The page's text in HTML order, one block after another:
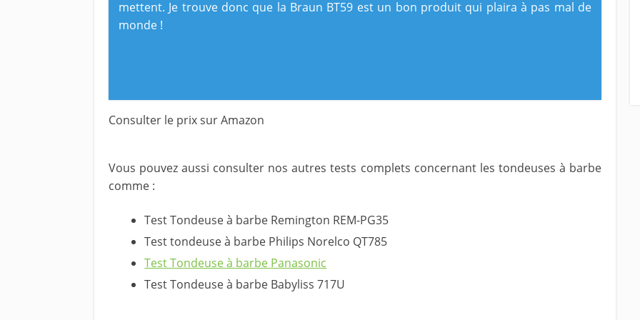
mettent. Je trouve donc que la Braun BT59 est un bon produit qui plaira à pas mal de
monde !
Consulter le prix sur Amazon
Vous pouvez aussi consulter nos autres tests complets concernant les tondeuses à barbe
comme :
Test Tondeuse à barbe Remington REM-PG35
Test tondeuse à barbe Philips Norelco QT785
Test Tondeuse à barbe Panasonic
Test Tondeuse à barbe Babyliss 717U